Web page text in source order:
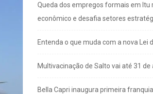
Queda dos empregos formais em Itu
econômico e desafia setores
Entenda o que muda com a nova Lei
Multivacinação de Salto vai até 31 de
Bella Capri inaugura primeira